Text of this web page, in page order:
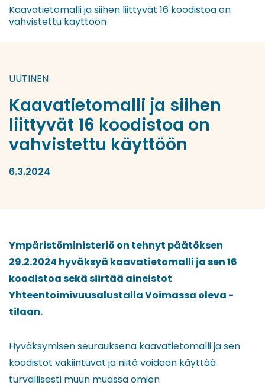
Kaavatietomalli ja siihen liittyvät 16 koodistoa on
vahvistettu käyttöön
UUTINEN
Kaavatietomalli ja siihen
liittyvät 16 koodistoa on
vahvistettu käyttöön
6.3.2024
Ympäristöministeriö on tehnyt päätöksen
29.2.2024 hyväksyä kaavatietomalli ja sen 16
koodistoa sekä siirtää aineistot
Yhteentoimivuusalustalla Voimassa oleva -
tilaan.
Hyväksymisen seurauksena kaavatietomalli ja sen
koodistot vakiintuvat ja niitä voidaan käyttää
turvallisesti muun muassa omien